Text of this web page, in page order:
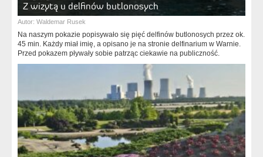
Z wizytą u delfinów butlonosych
Autor: Waldemar Rusek
Na naszym pokazie popisywało się pięć delfinów butlonosych przez ok.
45 min. Każdy miał imię, a opisano je na stronie delfinarium w Warnie.
Przed pokazem pływały sobie patrząc ciekawie na publiczność.